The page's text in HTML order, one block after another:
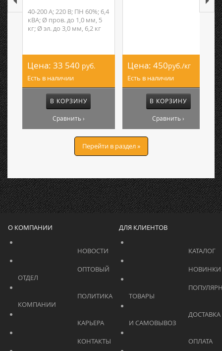
40-200 А; 220 В; ПН 60%; 6,4
кВА; Ø пров. до 1,0 мм, 5
кг; Ø эл. до 3,0 мм, 6,2 кг
Цена: 33 540 руб.
Есть в наличии
В КОРЗИНУ
Сравнить ›
Цена: 450руб./кг
Есть в наличии
В КОРЗИНУ
Сравнить ›
Перейти в раздел »
О КОМПАНИИ
			    		КАРЬЕРА
ДЛЯ КЛИЕНТОВ